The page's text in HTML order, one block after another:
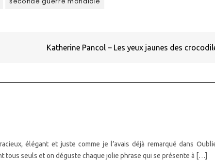
Katherine Pancol – Les yeux jaunes des
élégant et juste comme je l’avais déjà remarqué dans
tous seuls et on déguste chaque jolie phrase qui se présente à […]